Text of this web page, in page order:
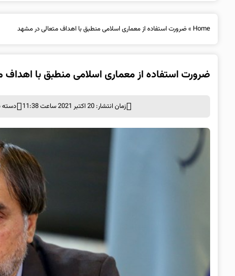
Home
»ضرورت استفاده از معماری اسلامی منطبق با اهداف متعالی در مشهد
ضرورت استفاده از معماری اسلامی منطبق با
زمان انتشار: 20 اکتبر 2021 ساعت 11:38 دسته